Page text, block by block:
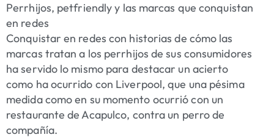
Perrhijos, petfriendly y las marcas que conquistan
en redes
Conquistar en redes con historias de cómo las
marcas tratan a los perrhijos de sus consumidores
ha servido lo mismo para destacar un acierto
como ha ocurrido con Liverpool, que una pésima
medida como en su momento ocurrió con un
restaurante de Acapulco, contra un perro de
compañía.